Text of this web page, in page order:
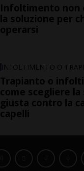
Infoltimento non
la soluzione per
operarsi
INFOLTIMENTO O
Trapianto o
come scegliere la
giusta contro la
capelli